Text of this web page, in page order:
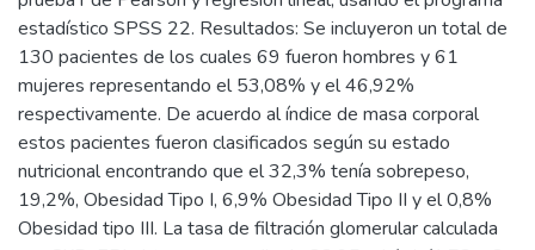
estadístico SPSS 22. Resultados: Se incluyeron un total de
130 pacientes de los cuales 69 fueron hombres y 61
mujeres representando el 53,08% y el 46,92%
respectivamente. De acuerdo al índice de masa corporal
estos pacientes fueron clasificados según su estado
nutricional encontrando que el 32,3% tenía sobrepeso,
19,2%, Obesidad Tipo I, 6,9% Obesidad Tipo II y el 0,8%
Obesidad tipo III. La tasa de filtración glomerular calculada